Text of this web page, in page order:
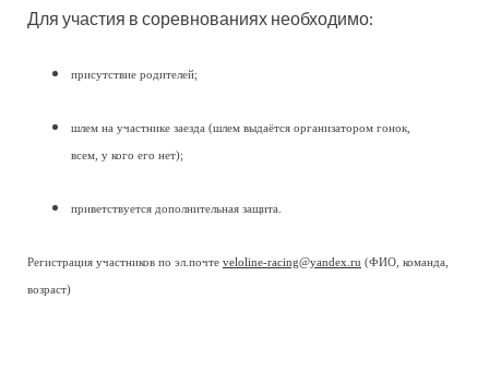
Для участия в соревнованиях необходимо:
присутствие родителей;
шлем на участнике заезда (шлем выдаётся организатором гонок,
всем, у кого его нет);
приветствуется дополнительная защита.
Регистрация участников по эл.почте veloline-racing@yandex.ru (ФИО, команда,
возраст)